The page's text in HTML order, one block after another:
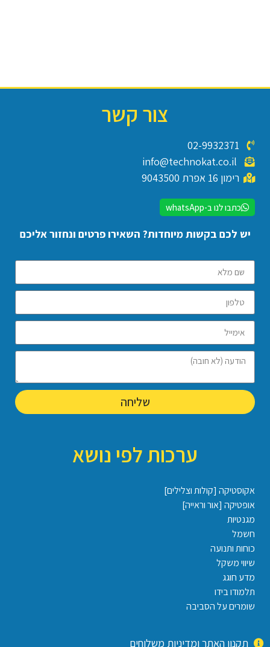
צור קשר
02-9932371
רימון 16 אפרת 9043500
כתבו לנו ב-whatsApp
יש לכם בקשות מיוחדות? השאירו פרטים ונחזור אליכם
שליחה
ערכות לפי נושא
אקוסטיקה [קולות וצלילים]
אופטיקה [אור וראייה]
מגנטיות
חשמל
כוחות ותנועה
שיווי משקל
מדע חוגג
תלמודו בידו
שומרים על הסביבה
תקנון האתר ומדיניות משלוחים